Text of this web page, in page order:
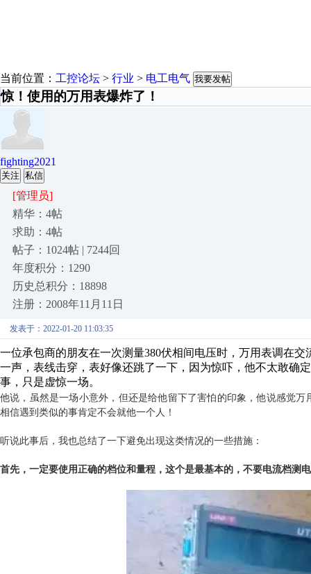
当前位置： 工控论坛 > 行业 > 电工电气 我要发帖
惊！使用的万用表爆炸了！
fighting2021
关注 私信
[管理员]
精华：4帖
求助：4帖
帖子：1024帖 | 7244回
年度积分：1290
历史总积分：18898
注册：2008年11月11日
发表于：2022-01-20 11:03:35
一位承包商的朋友在一次测量380伏相间电压时，万用表调在
一声，表线击穿，表好像还跳了一下，因为惊吓，他不太敢确
事，只是虚惊一场。
他说，虽然是一场小意外，但还是给他留下了害怕的印象，他说感觉
相信遇到类似的事肯定不会就他一个人！
听说此事后，我也总结了一下避免出现这类情况的一些措施：
首先，一定要使用正确的档位和量程，这个是最基本的，不要电流档测